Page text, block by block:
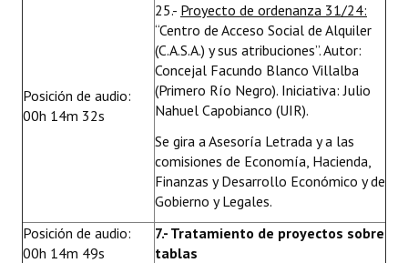
Posición de audio:
00h 14m 32s
25.- Proyecto de ordenanza 31/24:
“Centro de Acceso Social de Alquiler
(C.A.S.A.) y sus atribuciones”. Autor:
Concejal Facundo Blanco Villalba
(Primero Río Negro). Iniciativa: Julio
Nahuel Capobianco (UIR).
Se gira a Asesoría Letrada y a las
comisiones de Economía, Hacienda,
Finanzas y Desarrollo Económico y de
Gobierno y Legales.
Posición de audio:
00h 14m 49s
7.- Tratamiento de proyectos sobre
tablas